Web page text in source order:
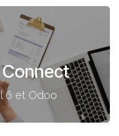
6 et Odoo